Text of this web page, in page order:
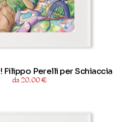
Filippo Perelli per Schiaccia
da 20,00 €